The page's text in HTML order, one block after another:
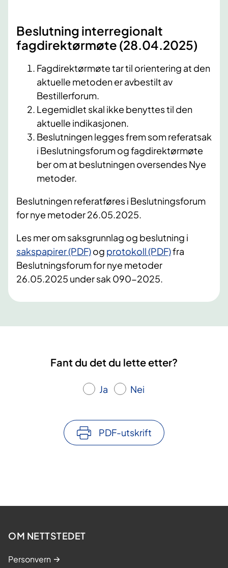
Beslutning interregionalt
fagdirektørmøte (28.04.2025)
Fagdirektørmøte tar til orientering at den
aktuelle metoden er avbestilt av
Bestillerforum.
Legemidlet skal ikke benyttes til den
aktuelle indikasjonen.
Beslutningen legges frem som referatsak
i Beslutningsforum og fagdirektørmøte
ber om at beslutningen oversendes Nye
metoder.
Beslutningen referatføres i Beslutningsforum
for nye metoder 26.05.2025.
Les mer om saksgrunnlag og beslutning i
sakspapirer (PDF)og protokoll (PDF)fra
Beslutningsforum for nye metoder
26.05.2025 under sak 090-2025.
Fant du det du lette etter?
Ja Nei
PDF-utskrift
OM NETTSTEDET
Personvern